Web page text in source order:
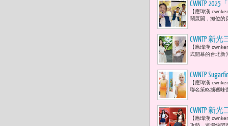
CWNTP
【應瑋漢
鬧展開，攤位的
CWNTP 新
麵」美食
【應瑋漢
式開幕的台北新
CWNTP
【應瑋漢
聯名策略擄獲味
CWNTP 新
起粉絲排
【應瑋漢